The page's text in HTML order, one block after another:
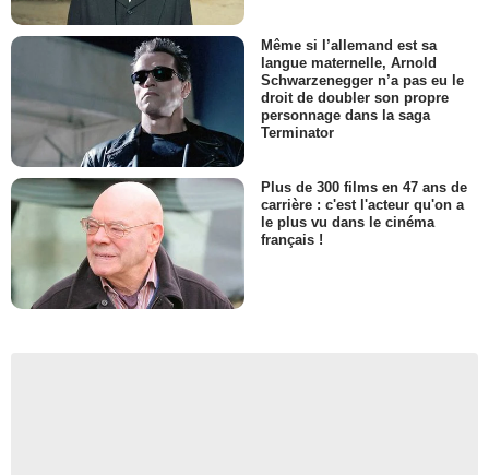
Même si l’allemand est sa
langue maternelle, Arnold
Schwarzenegger n’a pas eu le
droit de doubler son propre
personnage dans la saga
Terminator
Plus de 300 films en 47 ans de
carrière : c'est l'acteur qu'on a
le plus vu dans le cinéma
français !